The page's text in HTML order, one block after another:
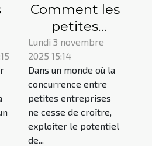
Comment les
petites
entreprises
peuvent
utiliser les
modèles
d'analyse de
données pour
Lundi 3 novembre
2025 15:14
Dans un monde où la
concurrence entre
petites entreprises
ne cesse de croître,
exploiter le potentiel
de...